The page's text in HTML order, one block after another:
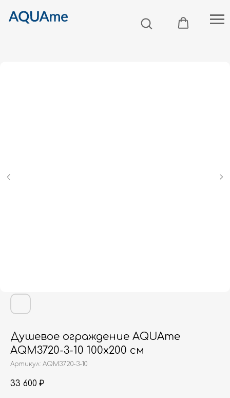
Душевое ограждение AQUAme
AQM3720-3-10 100х200 см
Артикул: AQM3720-3-10
33 600 ₽